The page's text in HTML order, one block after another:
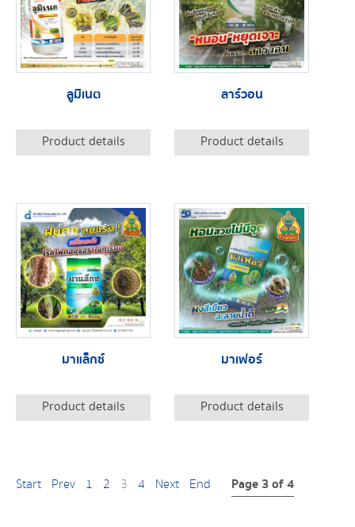
ลูมิเนต
Product details
ลาร์วอน
Product details
มาแล็กซ์
Product details
มาเฟอร์
Product details
Start Prev 1 2 3 4 Next End Page 3 of 4